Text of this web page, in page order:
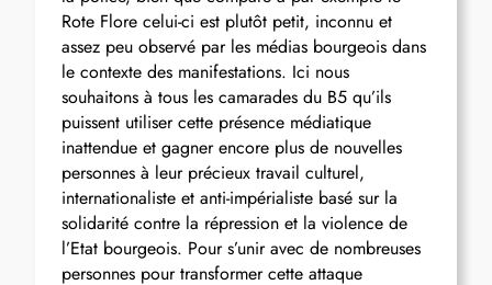
Rote Flore celui-ci est plutôt petit, inconnu et
assez peu observé par les médias bourgeois dans
le contexte des manifestations. Ici nous
souhaitons à tous les camarades du B5 qu’ils
puissent utiliser cette présence médiatique
inattendue et gagner encore plus de nouvelles
personnes à leur précieux travail culturel,
internationaliste et anti-impérialiste basé sur la
solidarité contre la répression et la violence de
l’Etat bourgeois. Pour s’unir avec de nombreuses
personnes pour transformer cette attaque